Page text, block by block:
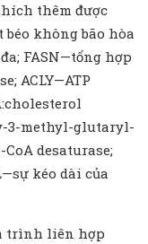
thêm được
không bão hòa
FASN—tổng hợp
ACLY—ATP
3-methyl-glutaryl-
desaturase;
kéo dài của
trình liên hợp